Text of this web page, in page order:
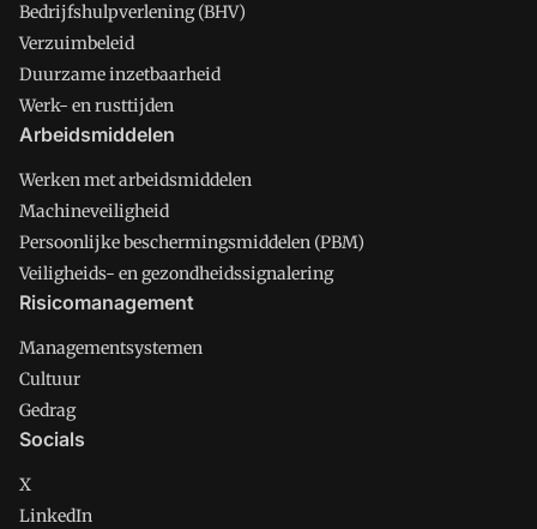
Bedrijfshulpverlening (BHV)
Verzuimbeleid
Duurzame inzetbaarheid
Werk- en rusttijden
Arbeidsmiddelen
Werken met arbeidsmiddelen
Machineveiligheid
Persoonlijke beschermingsmiddelen (PBM)
Veiligheids- en gezondheidssignalering
Risicomanagement
Managementsystemen
Cultuur
Gedrag
Socials
X
LinkedIn